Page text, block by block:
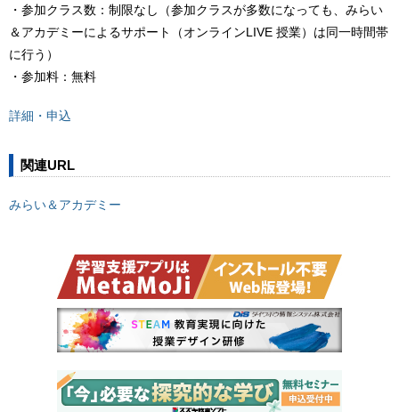
・参加クラス数：制限なし（参加クラスが多数になっても、みらい
＆アカデミーによるサポート（オンラインLIVE 授業）は同一時間帯
に行う）
・参加料：無料
詳細・申込
関連URL
みらい＆アカデミー